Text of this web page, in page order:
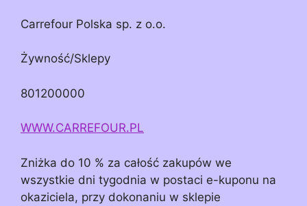
Carrefour Polska sp. z o.o.
Żywność/Sklepy
801200000
WWW.CARREFOUR.PL
Zniżka do 10 % za całość zakupów we
wszystkie dni tygodnia w postaci e-kuponu na
okaziciela, przy dokonaniu w sklepie